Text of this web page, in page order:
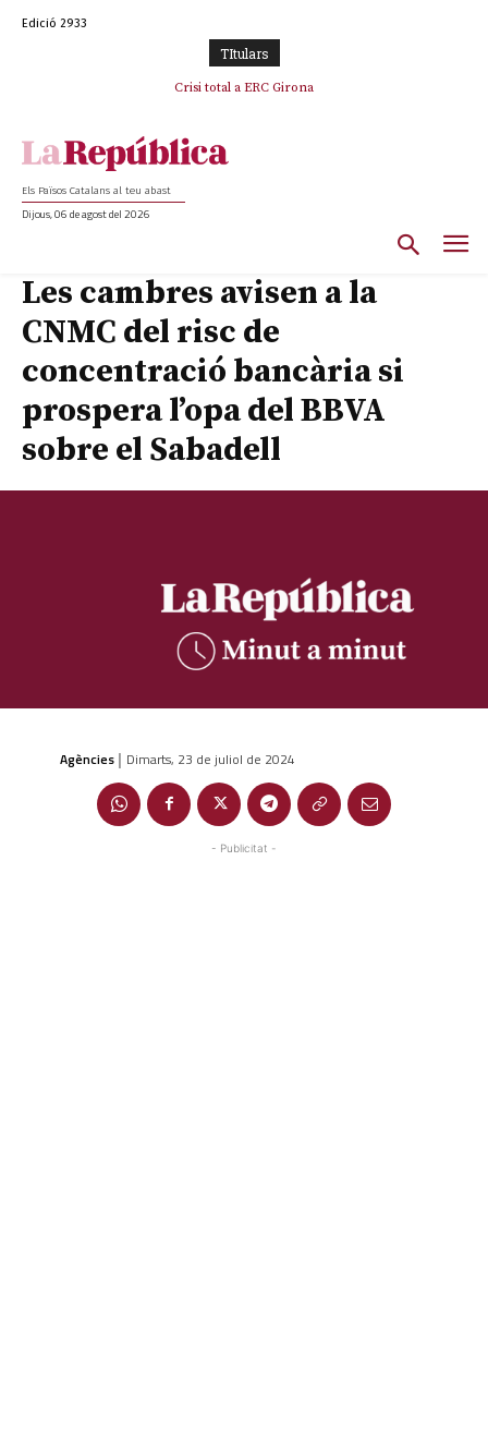
Edició 2933
TItulars
Crisi total a ERC Girona
L’abandonament de les seleccions catalanes per part de la UFEC
Els Països Catalans al teu abast
Dijous, 06 de agost del 2026
Les cambres avisen a la
CNMC del risc de
concentració bancària si
prospera l’opa del BBVA
sobre el Sabadell
Agències | Dimarts, 23 de juliol de 2024
- Publicitat -